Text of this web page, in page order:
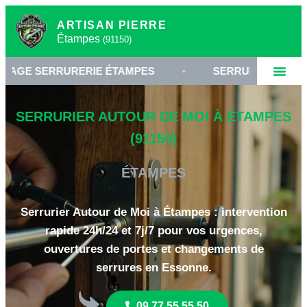
ARTISAN PIERRE
Étampes (91150)
ÉTAMPES • SERRURIER 91150 ESSONNE
SERRURIER AUTOUR DE MOI À ÉTAMPES
(91150)
ÉTAMPES
Serrurier Autour de Moi à Étampes : intervention
rapide 24h/24 et 7j/7 pour vos urgences,
ouvertures de portes et changements de
serrures en Essonne.